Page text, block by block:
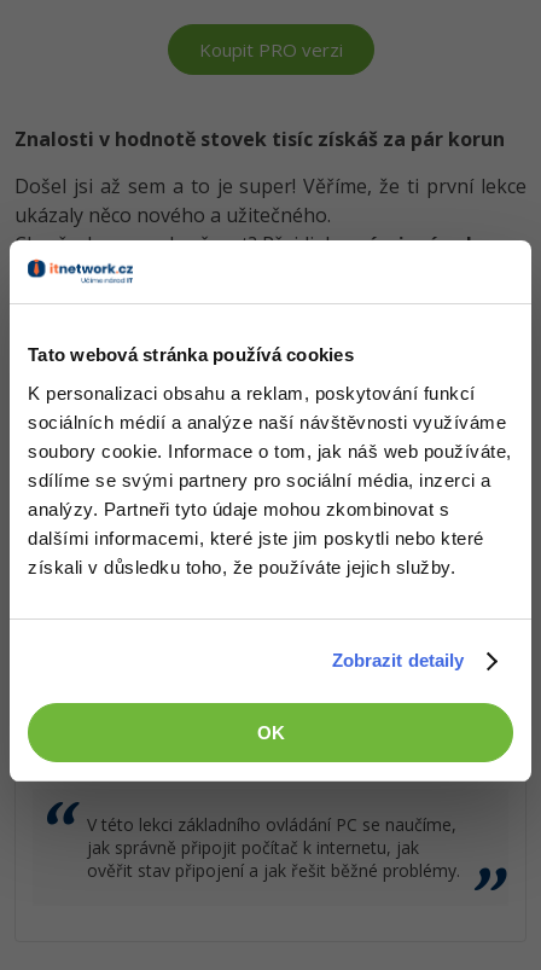
Tato webová stránka používá cookies
K personalizaci obsahu a reklam, poskytování funkcí
sociálních médií a analýze naší návštěvnosti využíváme
soubory cookie. Informace o tom, jak náš web používáte,
sdílíme se svými partnery pro sociální média, inzerci a
analýzy. Partneři tyto údaje mohou zkombinovat s
dalšími informacemi, které jste jim poskytli nebo které
získali v důsledku toho, že používáte jejich služby.
Zobrazit detaily
OK
Kurzy designu
Photoshop
Adobe Illustrator -80%
Adobe Lightroom
Adobe XD
Adobe InDesign -25%
Adobe After Effects
Blender -80%
Inkscape
-80%
Příběhy absolventů
Blog
Kariéra
Pro firmy
Koupit PRO verzi
Znalosti v hodnotě stovek tisíc získáš za pár korun
Došel jsi až sem a to je super! Věříme, že ti první lekce
ukázaly něco nového a užitečného.
Chceš v kurzu pokračovat? Přejdi doprémiové sekce.
sesmluvními podmínkami.
Co od nás v dalších lekcích dostaneš?
Přístup k jednotlivým lekcím dle způsobu pořízení.
Kvalitní znalostiv oblasti IT.
Dovednosti, které ti pomohou získat vysněnou a
dobře placenou práci.
Popis článku
Požadovaný článek má následující obsah:
V této lekci základního ovládání PC se naučíme,
jak správně připojit počítač k internetu, jak
ověřit stav připojení a jak řešit běžné problémy.